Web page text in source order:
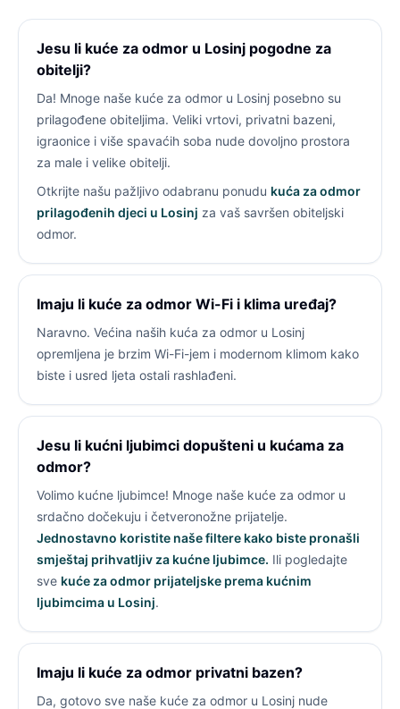
Jesu li kuće za odmor u Losinj pogodne za
obitelji?
Da! Mnoge naše kuće za odmor u Losinj posebno su
prilagođene obiteljima. Veliki vrtovi, privatni bazeni,
igraonice i više spavaćih soba nude dovoljno prostora
za male i velike obitelji.
Otkrijte našu pažljivo odabranu ponudu kuća za odmor
prilagođenih djeci u Losinj za vaš savršen obiteljski
odmor.
Imaju li kuće za odmor Wi-Fi i klima uređaj?
Naravno. Većina naših kuća za odmor u Losinj
opremljena je brzim Wi-Fi-jem i modernom klimom kako
biste i usred ljeta ostali rashlađeni.
Jesu li kućni ljubimci dopušteni u kućama za
odmor?
Volimo kućne ljubimce! Mnoge naše kuće za odmor u
srdačno dočekuju i četveronožne prijatelje.
Jednostavno koristite naše filtere kako biste pronašli
smještaj prihvatljiv za kućne ljubimce. Ili pogledajte
sve kuće za odmor prijateljske prema kućnim
ljubimcima u Losinj.
Imaju li kuće za odmor privatni bazen?
Da, gotovo sve naše kuće za odmor u Losinj nude